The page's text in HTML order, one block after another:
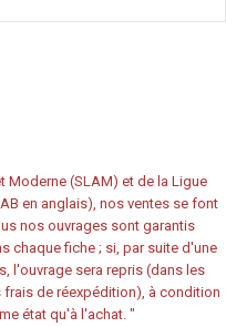
Moderne (SLAM) et de la Ligue
en anglais), nos ventes se font
nos ouvrages sont garantis
chaque fiche ; si, par suite d'une
l'ouvrage sera repris (dans les
de réexpédition), à condition
état qu'à l'achat."